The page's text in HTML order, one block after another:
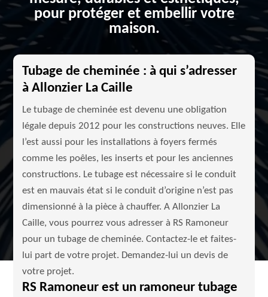
pour protéger et embellir votre
maison.
Tubage de cheminée : à qui s’adresser
à Allonzier La Caille
Le tubage de cheminée est devenu une obligation
légale depuis 2012 pour les constructions neuves. Elle
l’est aussi pour les installations à foyers fermés
comme les poêles, les inserts et pour les anciennes
constructions. Le tubage est nécessaire si le conduit
est en mauvais état si le conduit d’origine n’est pas
dimensionné à la pièce à chauffer. A Allonzier La
Caille, vous pourrez vous adresser à RS Ramoneur
pour un tubage de cheminée. Contactez-le et faites-
lui part de votre projet. Demandez-lui un devis de
votre projet.
RS Ramoneur est un ramoneur tubage